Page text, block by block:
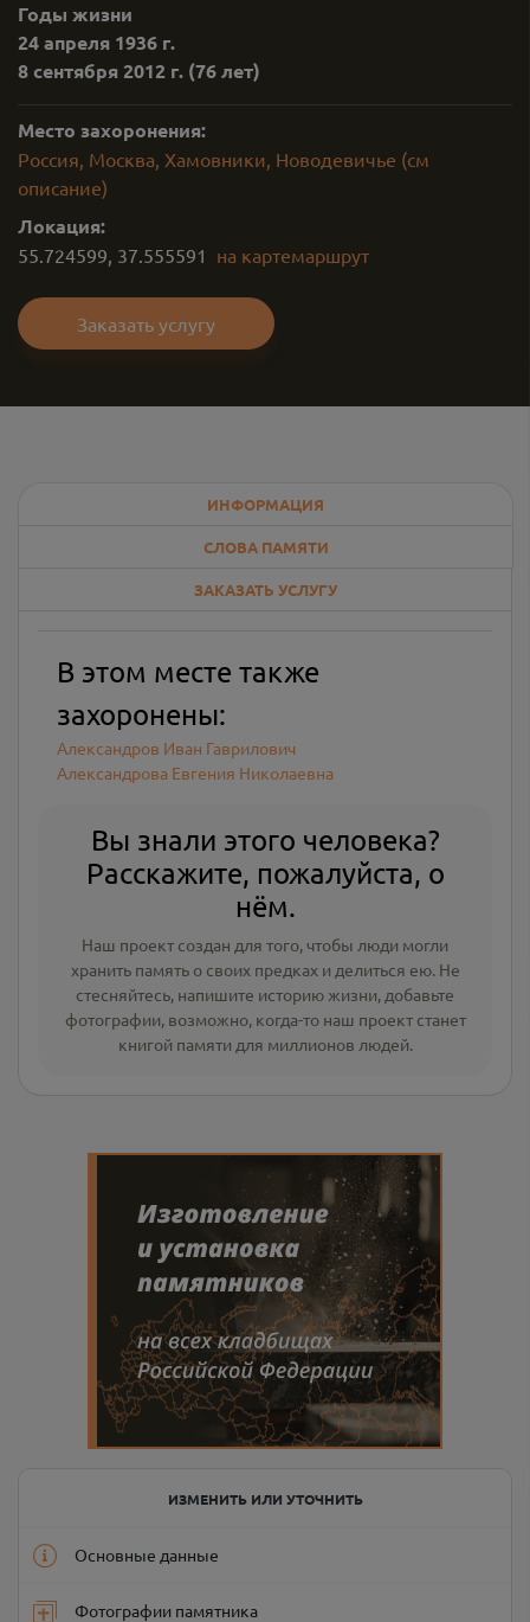
Годы жизни
24 апреля 1936 г.
8 сентября 2012 г. (76 лет)
Место захоронения:
Россия, Москва, Хамовники, Новодевичье (см
описание)
Локация:
55.724599, 37.555591 на картемаршрут
Заказать услугу
ИНФОРМАЦИЯ
СЛОВА ПАМЯТИ
ЗАКАЗАТЬ УСЛУГУ
В этом месте также
захоронены:
Александров Иван Гаврилович
Александрова Евгения Николаевна
Вы знали этого человека?
Расскажите, пожалуйста, о
нём.
Наш проект создан для того, чтобы люди могли
хранить память о своих предках и делиться ею. Не
стесняйтесь, напишите историю жизни, добавьте
фотографии, возможно, когда-то наш проект станет
книгой памяти для миллионов людей.
ИЗМЕНИТЬ ИЛИ УТОЧНИТЬ
Основные данные
Фотографии памятника